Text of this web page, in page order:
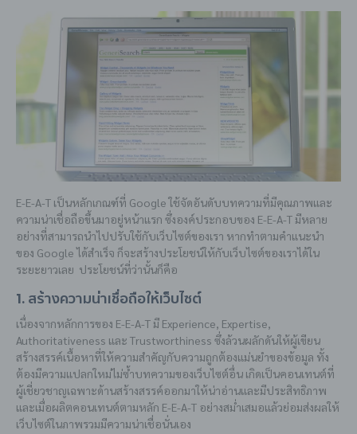
E-E-A-T เป็นหลักเกณฑ์ที่ Google ใช้จัดอันดับบทความที่มีคุณภาพและ
ความน่าเชื่อถือขึ้นมาอยู่หน้าแรก ซึ่งองค์ประกอบของ E-E-A-T มีหลาย
อย่างที่สามารถนำไปปรับใช้กับเว็บไซต์ของเรา หากทำตามคำแนะนำ
ของ Google ได้สำเร็จ ก็จะสร้างประโยชน์ให้กับเว็บไซต์ของเราได้ใน
ระยะยาวเลย ประโยชน์ที่ว่านั้นก็คือ
1. สร้างความน่าเชื่อถือให้เว็บไซต์
เนื่องจากหลักการของ E-E-A-T มี Experience, Expertise,
Authoritativeness และ Trustworthiness ซึ่งล้วนผลักดันให้ผู้เขียน
สร้างสรรค์เนื้อหาที่ให้ความสำคัญกับความถูกต้องแม่นยำของข้อมูล ทั้ง
ต้องมีความแปลกใหม่ไม่ซ้ำบทความของเว็บไซต์อื่น เกิดเป็นคอนเทนต์ที่
ผู้เชี่ยวชาญเฉพาะด้านสร้างสรรค์ออกมาให้น่าอ่านและมีประสิทธิภาพ
และเมื่อผลิตคอนเทนต์ตามหลัก E-E-A-T อย่างสม่ำเสมอแล้วย่อมส่งผลให้
เว็บไซต์ในภาพรวมมีความน่าเชื่อนั่นเอง